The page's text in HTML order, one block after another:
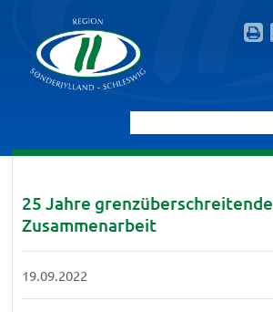
25 Jahre grenzüberschreitende
Zusammenarbeit
19.09.2022